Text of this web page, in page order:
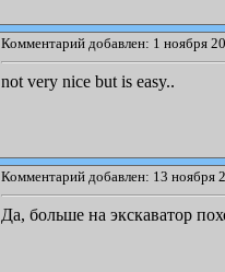
Комментарий добавлен: 1 ноября
not very nice but is easy..
Комментарий добавлен: 13 ноября
Да, больше на экскаватор